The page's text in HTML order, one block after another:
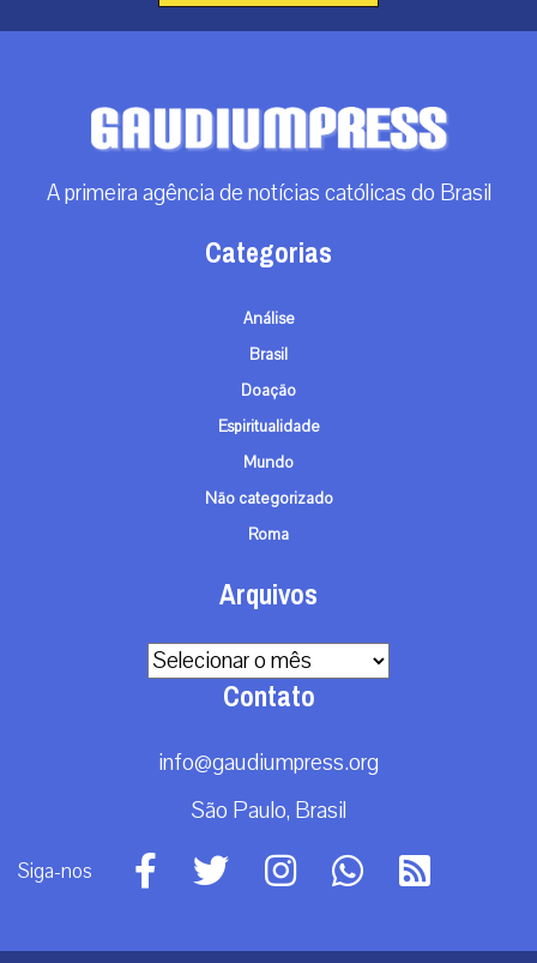
A primeira agência de notícias católicas do Brasil
Categorias
Análise
Brasil
Doação
Espiritualidade
Mundo
Não categorizado
Roma
Arquivos
Arquivos
Contato
info@gaudiumpress.org
São Paulo, Brasil
Siga-nos